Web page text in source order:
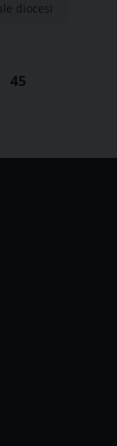
diocesi
45